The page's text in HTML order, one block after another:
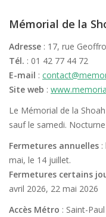
Mémorial de la
Adresse : 17, rue
Tél. : 01 42 77 44 72
E-mail :
Site web :
Le Mémorial de la
sauf le samedi.
Fermetures annuelles :
mai, le 14 juillet.
Fermetures certains
avril 2026, 22 mai 2026
Accès Métro : Saint-